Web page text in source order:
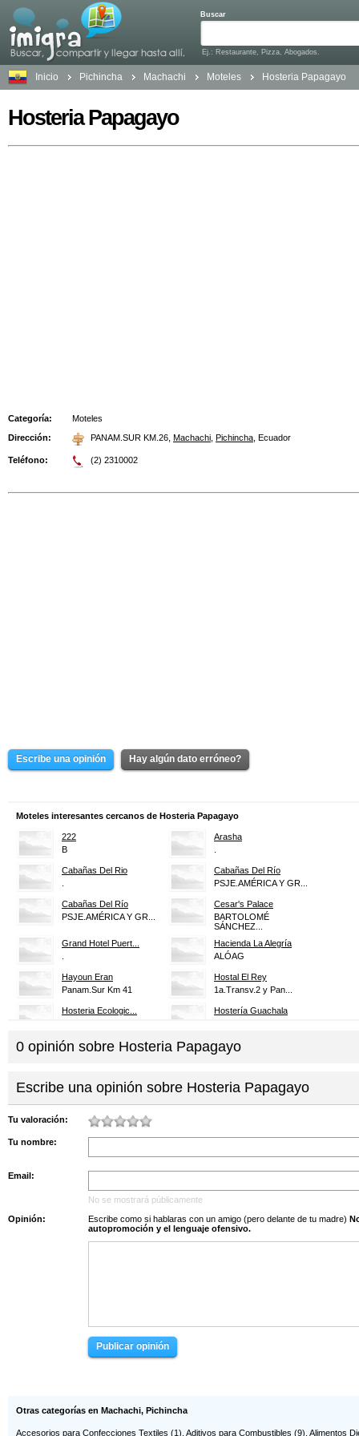
Buscar
Ej.: Restaurante, Pizza, Abogados.
Inicio Pichincha Machachi Moteles Hosteria Papagayo
Hosteria Papagayo
Categoría:
Moteles
Dirección:
PANAM.SUR KM.26 Machachi Pichincha Ecuador
Teléfono: (2) 2310002
Escribe una opinión Hay algún dato erróneo?
Moteles interesantes cercanos de Hosteria Papagayo
222
B
Arasha
Cabañas Del Rio
Cabañas Del Río
PSJE.AMÉRICA Y GR...
Cabañas Del Río
PSJE.AMÉRICA Y GR...
Cesar's Palace
BARTOLOMÉ
SÁNCHEZ...
Grand Hotel Puert...
Hacienda La Alegría
ALÓAG
Hayoun Eran
Panam.Sur Km 41
Hostal El Rey
1a.Transv.2 y Pan...
Hosteria Ecologic...
Hostería Guachala
Hosteria Kaony Lodge
Hosteria La Isla-...
*
La Independencia,...
Av. Natalia Jarrí...
CAMINO A GRANOBLE...
Vía Amaguaña Km 1...
.
AV.ELOY ALFARO KM...
PANAMERICANA SUR ...
Calle el Paraiso ...
AV.HUAYANAY OE1-1...
0 opinión sobre Hosteria Papagayo
Escribe una opinión sobre Hosteria Papagayo
Tu valoración:
Tu nombre:
Email:
No se mostrará públicamente
Opinión:
Escribe como si hablaras con un amigo (pero delante de tu madre) No
autopromoción y el lenguaje ofensivo.
Publicar opinión
Otras categorías en Machachi, Pichincha
Accesorios para Confecciones Textiles (1), Aditivos para Combustibles (9), Alimentos